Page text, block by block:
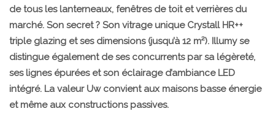
de tous les lanterneaux, fenêtres de toit et verrières du
marché. Son secret ? Son vitrage unique Crystall HR++
triple glazing et ses dimensions (jusqu’à 12 m²). Illumy se
distingue également de ses concurrents par sa légèreté,
ses lignes épurées et son éclairage d’ambiance LED
intégré. La valeur Uw convient aux maisons basse énergie
et même aux constructions passives.